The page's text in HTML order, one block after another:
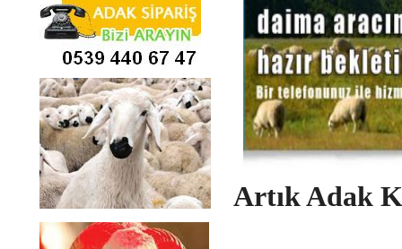
Artık Adak